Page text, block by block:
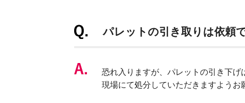
パレットの引き取りは依頼
恐れ入りますが、パレットの引き下げ
現場にて処分していただきますようお